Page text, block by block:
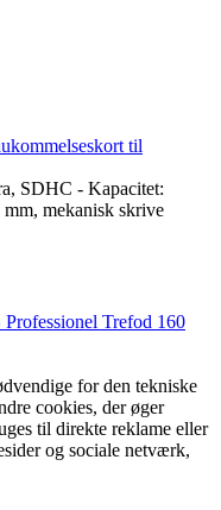
til
SDHC - Kapacitet:
mekanisk skrive
Professionel Trefod 160
for den tekniske
cookies, der øger
til direkte reklame eller
og sociale netværk,